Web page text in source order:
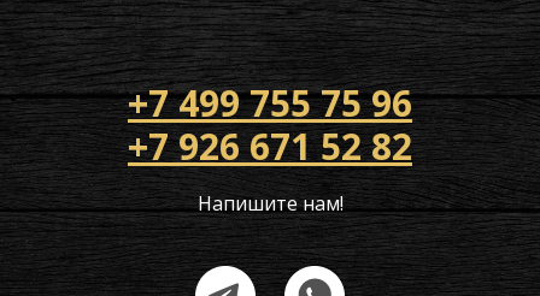
+7 499 755 75 96
+7 926 671 52 82
Напишите нам!